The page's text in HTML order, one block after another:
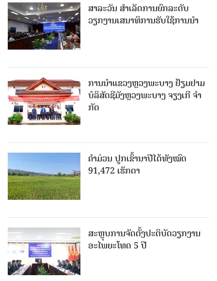
ສາລະວັນ ສໍາເລັດການຍົກລະດັບ
ວຽກງານເສນາທິການຮັບໃຊ້ການນໍາ
ການນຳແຂວງຫຼວງພະບາງ ຢ້ຽມ​ຢາມ
ບໍ​ລິ​ສັດຊີມັງຫຼວງພະບາງ ຈຽງເກີ ຈໍາ
ກັດ
ຄໍາມ່ວນ ປູກເຂົ້ານາປີໄດ້ທັງໝົດ
91,472 ເຮັກຕາ
ສະຫຼຸບການຈັດຕັ້ງປະຕິບັດວຽກງານ
ອະໄພຍະໂທດ 5 ປີ